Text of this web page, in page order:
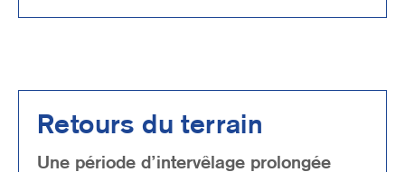
Retours du terrain
Une période d’intervêlage prolongée